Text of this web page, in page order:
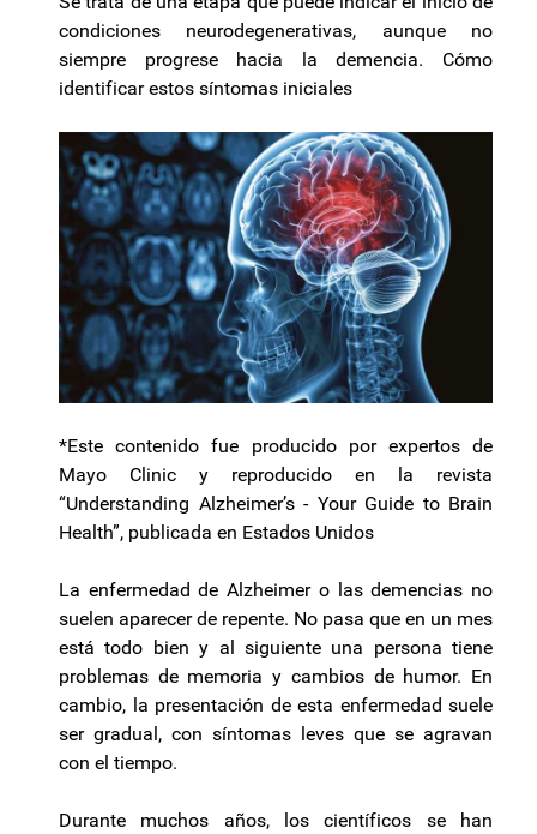
condiciones neurodegenerativas, aunque no
siempre progrese hacia la demencia. Cómo
identificar estos síntomas iniciales
*Este contenido fue producido por expertos de
Mayo Clinic y reproducido en la revista
“Understanding Alzheimer’s - Your Guide to Brain
Health”, publicada en Estados Unidos
La enfermedad de Alzheimer o las demencias no
suelen aparecer de repente. No pasa que en un mes
está todo bien y al siguiente una persona tiene
problemas de memoria y cambios de humor. En
cambio, la presentación de esta enfermedad suele
ser gradual, con síntomas leves que se agravan
con el tiempo.
Durante muchos años, los científicos se han